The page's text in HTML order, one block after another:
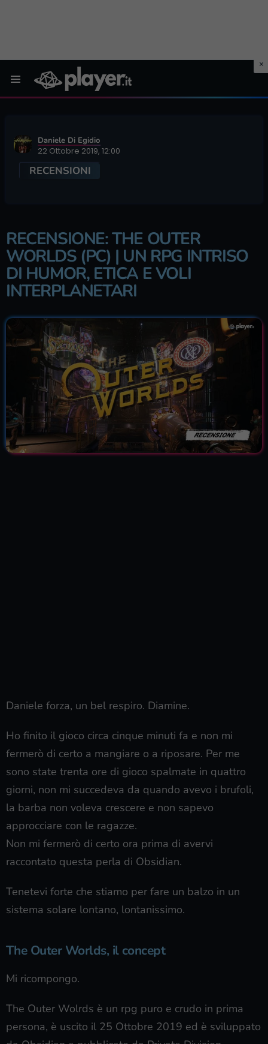
Daniele Di Egidio
22 Ottobre 2019, 12:00
RECENSIONI
RECENSIONE: THE OUTER
WORLDS (PC) | UN RPG INTRISO
DI HUMOR, ETICA E VOLI
INTERPLANETARI
Daniele forza, un bel respiro. Diamine.
Ho finito il gioco circa cinque minuti fa e non mi
fermerò di certo a mangiare o a riposare. Per me
sono state trenta ore di gioco spalmate in quattro
giorni, non mi succedeva da quando avevo i brufoli,
la barba non voleva crescere e non sapevo
approcciare con le ragazze.
Non mi fermerò di certo ora prima di avervi
raccontato questa perla di Obsidian.
Tenetevi forte che stiamo per fare un balzo in un
sistema solare lontano, lontanissimo.
The Outer Worlds, il concept
Mi ricompongo.
The Outer Wolrds è un rpg puro e crudo in prima
persona, è uscito il 25 Ottobre 2019 ed è sviluppato